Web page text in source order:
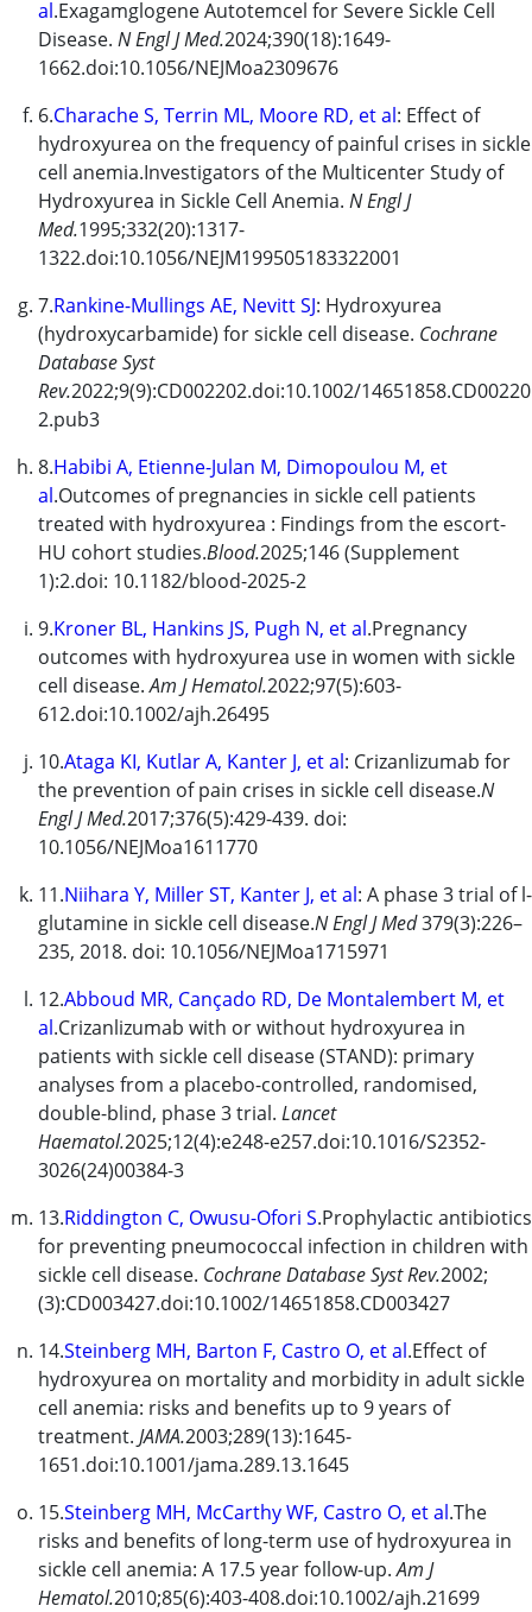
al.Exagamglogene Autotemcel for Severe Sickle Cell
Disease. N Engl J Med.2024;390(18):1649-
1662.doi:10.1056/NEJMoa2309676
6.Charache S, Terrin ML, Moore RD, et al: Effect of
hydroxyurea on the frequency of painful crises in sickle
cell anemia.Investigators of the Multicenter Study of
Hydroxyurea in Sickle Cell Anemia. N Engl J
Med.1995;332(20):1317-
1322.doi:10.1056/NEJM199505183322001
7.Rankine-Mullings AE, Nevitt SJ: Hydroxyurea
(hydroxycarbamide) for sickle cell disease. Cochrane
Database Syst
Rev.2022;9(9):CD002202.doi:10.1002/14651858.CD00220
2.pub3
8.Habibi A, Etienne-Julan M, Dimopoulou M, et
al.Outcomes of pregnancies in sickle cell patients
treated with hydroxyurea : Findings from the escort-
HU cohort studies.Blood.2025;146 (Supplement
1):2.doi: 10.1182/blood-2025-2
9.Kroner BL, Hankins JS, Pugh N, et al.Pregnancy
outcomes with hydroxyurea use in women with sickle
cell disease.Am J Hematol.2022;97(5):603-
612.doi:10.1002/ajh.26495
10.Ataga KI, Kutlar A, Kanter J, et al: Crizanlizumab for
the prevention of pain crises in sickle cell disease.N
Engl J Med.2017;376(5):429-439. doi:
10.1056/NEJMoa1611770
11.Niihara Y, Miller ST, Kanter J, et al: A phase 3 trial ofl-
glutamine in sickle cell disease.N Engl J Med379(3):226–
235, 2018. doi: 10.1056/NEJMoa1715971
12.Abboud MR, Cançado RD, De Montalembert M, et
al.Crizanlizumab with or without hydroxyurea in
patients with sickle cell disease (STAND): primary
analyses from a placebo-controlled, randomised,
double-blind, phase 3 trial. Lancet
Haematol.2025;12(4):e248-e257.doi:10.1016/S2352-
3026(24)00384-3
13.Riddington C, Owusu-Ofori S.Prophylactic antibiotics
for preventing pneumococcal infection in children with
sickle cell disease. Cochrane Database Syst Rev.2002;
(3):CD003427.doi:10.1002/14651858.CD003427
14.Steinberg MH, Barton F, Castro O, et al.Effect of
hydroxyurea on mortality and morbidity in adult sickle
cell anemia: risks and benefits up to 9 years of
treatment. JAMA.2003;289(13):1645-
1651.doi:10.1001/jama.289.13.1645
15.Steinberg MH, McCarthy WF, Castro O, et al.The
risks and benefits of long-term use ofhydroxyurea in
sickle cell anemia: A 17.5 year follow-up.Am J
Hematol.2010;85(6):403-408.doi:10.1002/ajh.21699